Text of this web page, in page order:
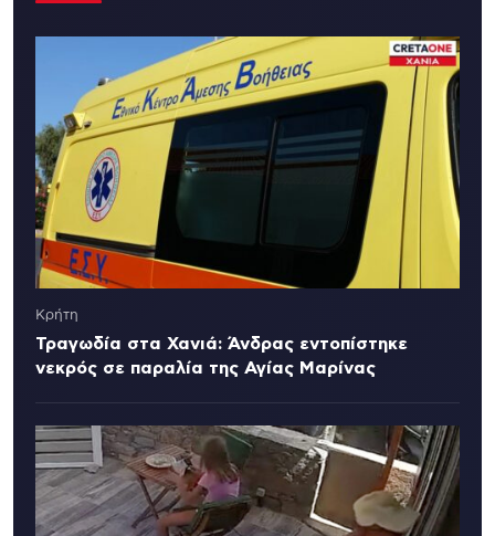
Κρήτη
Τραγωδία στα Χανιά: Άνδρας εντοπίστηκε
νεκρός σε παραλία της Αγίας Μαρίνας